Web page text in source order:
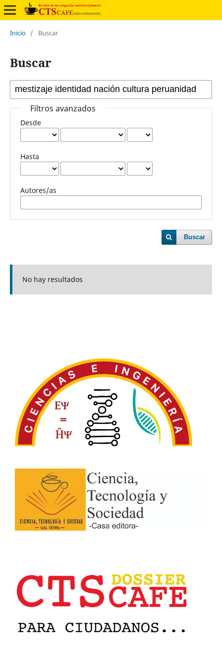
Inicio / Buscar
Buscar
Filtros avanzados
Desde
Hasta
Autores/as
Buscar
No hay resultados